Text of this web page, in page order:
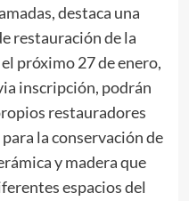
destaca una
restauración de la
próximo 27 de enero,
inscripción, podrán
restauradores
la conservación de
y madera que
espacios del